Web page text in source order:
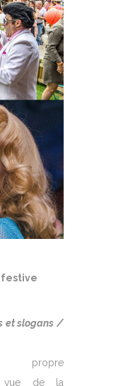
festive
et slogans /
propre
vue de la